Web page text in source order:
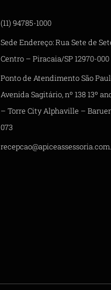
(11) 94785-1000
Sede Endereço: Rua Sete de
Centro – Piracaia/SP 12970-000
Ponto de Atendimento São
Avenida Sagitário, nº 138 13º
– Torre City Alphaville –
073